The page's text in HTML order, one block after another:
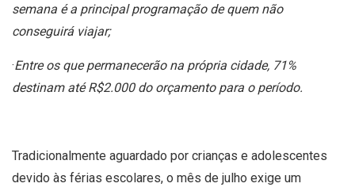
semana é a principal programação de quem não
conseguirá viajar;
·Entre os que permanecerão na própria cidade, 71%
destinam até R$2.000 do orçamento para o período.
Tradicionalmente aguardado por crianças e adolescentes
devido às férias escolares, o mês de julho exige um